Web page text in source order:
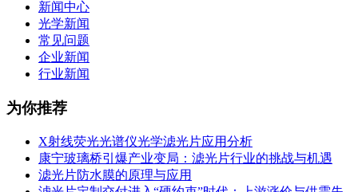
新闻中心
光学新闻
常见问题
企业新闻
行业新闻
为你推荐
X射线荧光光谱仪光学滤光片应用分析
康宁玻璃桥引爆产业变局：滤光片行业的挑战与机遇
滤光片防水膜的原理与应用